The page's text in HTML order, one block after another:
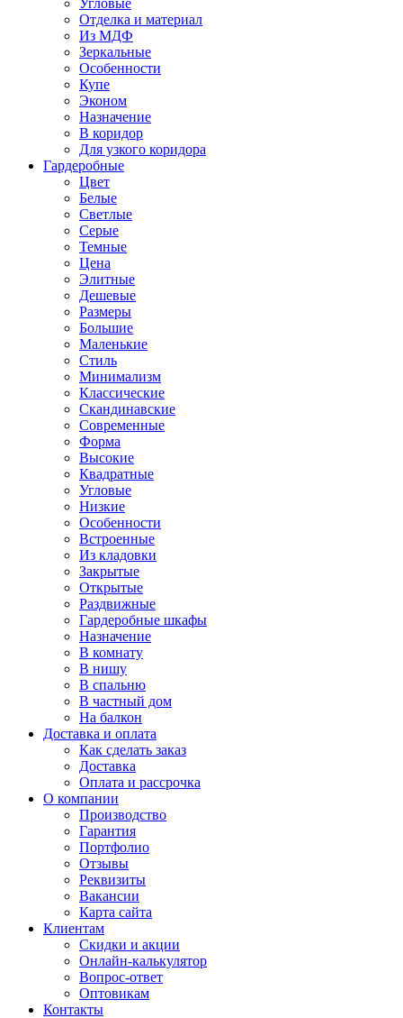
Угловые
Отделка и материал
Из МДФ
Зеркальные
Особенности
Купе
Эконом
Назначение
В коридор
Для узкого коридора
Гардеробные
Цвет
Белые
Светлые
Серые
Темные
Цена
Элитные
Дешевые
Размеры
Большие
Маленькие
Стиль
Минимализм
Классические
Скандинавские
Современные
Форма
Высокие
Квадратные
Угловые
Низкие
Особенности
Встроенные
Из кладовки
Закрытые
Открытые
Раздвижные
Гардеробные шкафы
Назначение
В комнату
В нишу
В спальню
В частный дом
На балкон
Доставка и оплата
Как сделать заказ
Доставка
Оплата и рассрочка
О компании
Производство
Гарантия
Портфолио
Отзывы
Реквизиты
Вакансии
Карта сайта
Клиентам
Скидки и акции
Онлайн-калькулятор
Вопрос-ответ
Оптовикам
Контакты